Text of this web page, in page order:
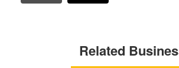
Related